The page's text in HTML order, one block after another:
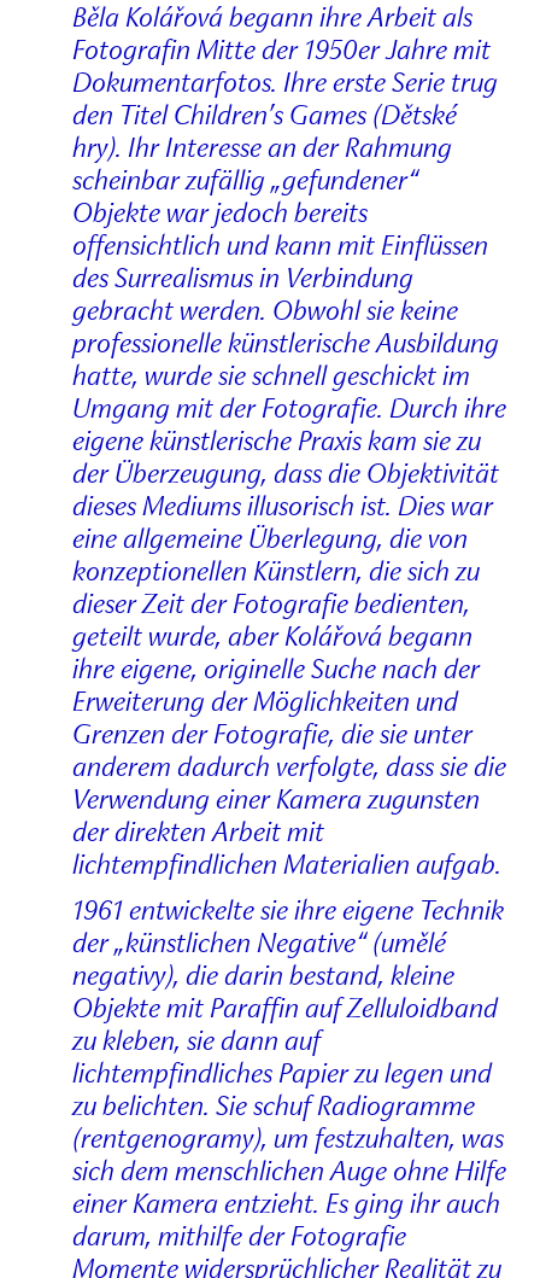
Běla Kolářová begann ihre Arbeit als
Fotografin Mitte der 1950er Jahre mit
Dokumentarfotos. Ihre erste Serie trug
den Titel Children’s Games (Dětské
hry). Ihr Interesse an der Rahmung
scheinbar zufällig „gefundener“
Objekte war jedoch bereits
offensichtlich und kann mit Einflüssen
des Surrealismus in Verbindung
gebracht werden. Obwohl sie keine
professionelle künstlerische Ausbildung
hatte, wurde sie schnell geschickt im
Umgang mit der Fotografie. Durch ihre
eigene künstlerische Praxis kam sie zu
der Überzeugung, dass die Objektivität
dieses Mediums illusorisch ist. Dies war
eine allgemeine Überlegung, die von
konzeptionellen Künstlern, die sich zu
dieser Zeit der Fotografie bedienten,
geteilt wurde, aber Kolářová begann
ihre eigene, originelle Suche nach der
Erweiterung der Möglichkeiten und
Grenzen der Fotografie, die sie unter
anderem dadurch verfolgte, dass sie die
Verwendung einer Kamera zugunsten
der direkten Arbeit mit
lichtempfindlichen Materialien aufgab.
1961 entwickelte sie ihre eigene Technik
der „künstlichen Negative“ (umělé
negativy), die darin bestand, kleine
Objekte mit Paraffin auf Zelluloidband
zu kleben, sie dann auf
lichtempfindliches Papier zu legen und
zu belichten. Sie schuf Radiogramme
(rentgenogramy), um festzuhalten, was
sich dem menschlichen Auge ohne Hilfe
einer Kamera entzieht. Es ging ihr auch
darum, mithilfe der Fotografie
Momente widersprüchlicher Realität zu